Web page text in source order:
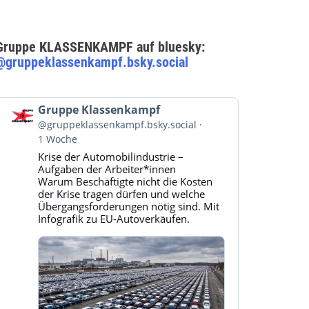
KLASSENKAMPF auf bluesky:
Beitrag
von
Gruppe
Klassenkampf
Bluesky
ansehen
Gruppe Klassenkampf
@gruppeklassenkampf.bsky.social
1 Woche
Krise der Automobilindustrie –
Aufgaben der Arbeiter*innen
Warum Beschäftigte nicht die Kosten
der Krise tragen dürfen und welche
Übergangsforderungen nötig sind. Mit
Infografik zu EU-Autoverkäufen.